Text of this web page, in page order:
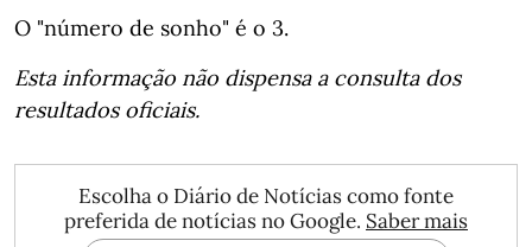
O "número de sonho" é o 3.
Esta informação não dispensa a consulta dos
resultados oficiais.
Escolha o Diário de Notícias como fonte
preferida de notícias no Google. Saber mais